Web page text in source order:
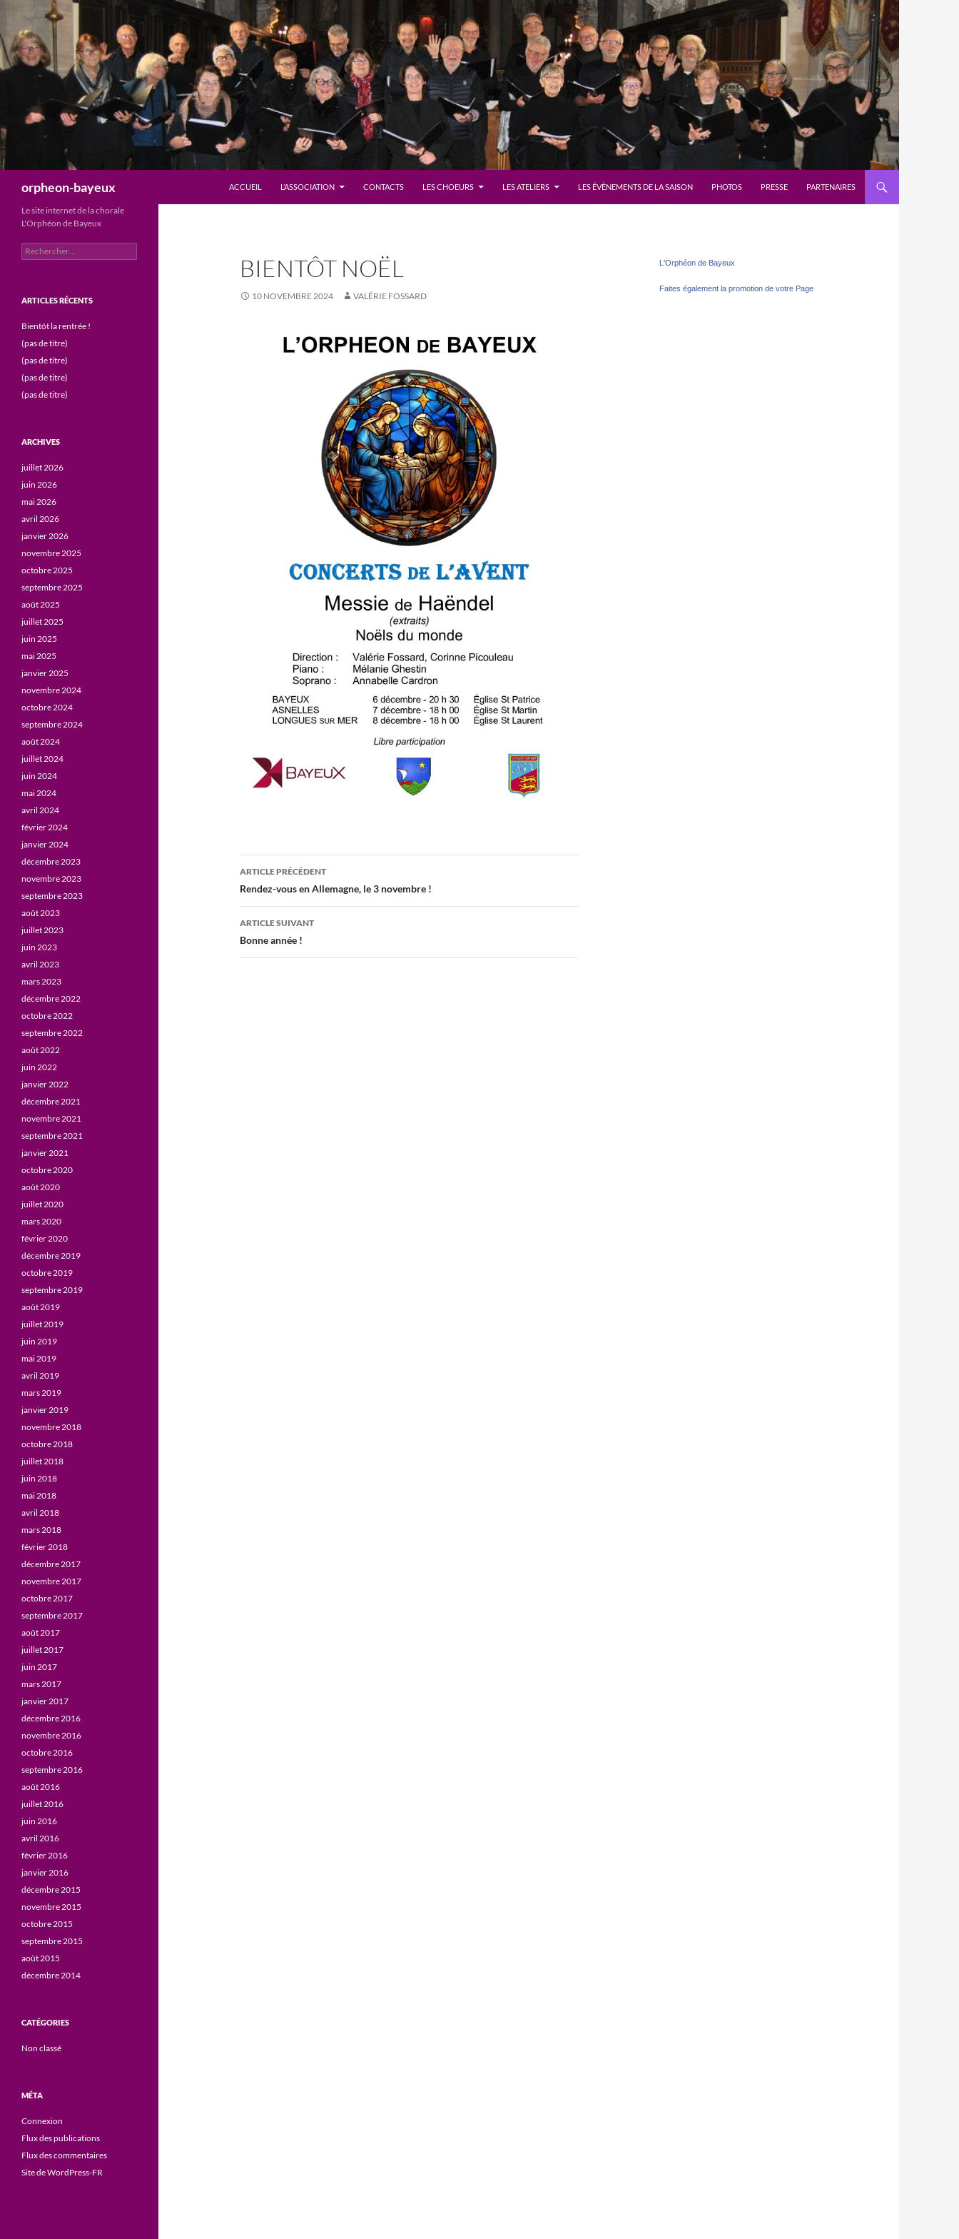
contenu
orpheon-bayeux ACCUEIL L’ASSOCIATION CONTACTS LES CHOEURS LES ATELIERS LES ÉVÈNEMENTS DE LA SAISON PHOTOS PRESSE PARTENAIRES
BIENTÔT NOËL
10 NOVEMBRE 2024 VALÉRIE FOSSARD
Navigation
des
articles
ARTICLE PRÉCÉDENT
Rendez-vous en Allemagne, le 3 novembre !
ARTICLE SUIVANT
Bonne année !
L'Orphéon de Bayeux
Faites également la promotion de votre Page
Le site internet de la chorale
L'Orphéon de Bayeux
Rechercher :
ARTICLES RÉCENTS
Bientôt la rentrée !
(pas de titre)
(pas de titre)
(pas de titre)
(pas de titre)
ARCHIVES
juillet 2026
juin 2026
mai 2026
avril 2026
janvier 2026
novembre 2025
octobre 2025
septembre 2025
août 2025
juillet 2025
juin 2025
mai 2025
janvier 2025
novembre 2024
octobre 2024
septembre 2024
août 2024
juillet 2024
juin 2024
mai 2024
avril 2024
février 2024
janvier 2024
décembre 2023
novembre 2023
septembre 2023
août 2023
juillet 2023
juin 2023
avril 2023
mars 2023
décembre 2022
octobre 2022
septembre 2022
août 2022
juin 2022
janvier 2022
décembre 2021
novembre 2021
septembre 2021
janvier 2021
octobre 2020
août 2020
juillet 2020
mars 2020
février 2020
décembre 2019
octobre 2019
septembre 2019
août 2019
juillet 2019
juin 2019
mai 2019
avril 2019
mars 2019
janvier 2019
novembre 2018
octobre 2018
juillet 2018
juin 2018
mai 2018
avril 2018
mars 2018
février 2018
décembre 2017
novembre 2017
octobre 2017
septembre 2017
août 2017
juillet 2017
juin 2017
mars 2017
janvier 2017
décembre 2016
novembre 2016
octobre 2016
septembre 2016
août 2016
juillet 2016
juin 2016
avril 2016
février 2016
janvier 2016
décembre 2015
novembre 2015
octobre 2015
septembre 2015
août 2015
décembre 2014
CATÉGORIES
Non classé
MÉTA
Connexion
Flux des publications
Flux des commentaires
Site de WordPress-FR